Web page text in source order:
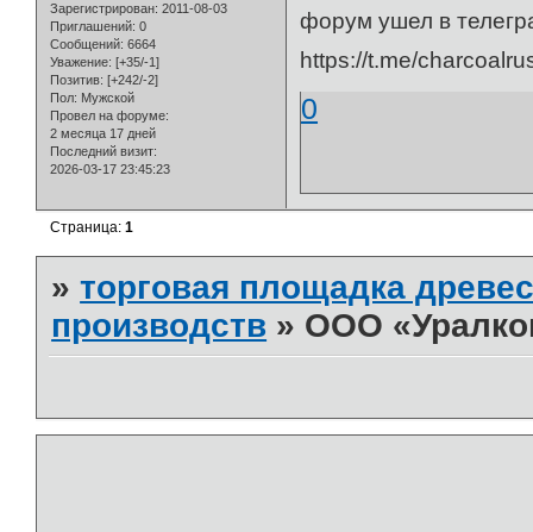
Зарегистрирован: 2011-08-03
Приглашений: 0
Сообщений: 6664
Уважение: [+35/-1]
Позитив: [+242/-2]
Пол: Мужской
Провел на форуме:
2 месяца 17 дней
Последний визит:
2026-03-17 23:45:23
форум ушел в
https://t.me/
0
Страница:1
»торговая площадка
производств » ООО